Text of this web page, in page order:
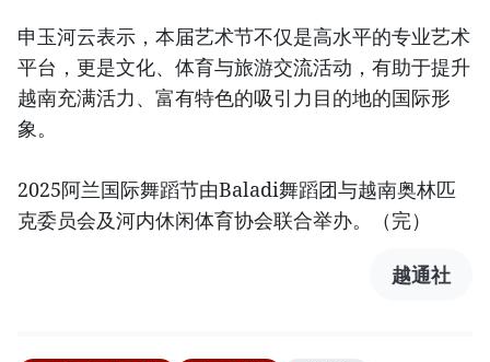
申玉河云表示，本届艺术节不仅是高水平的专业艺术
平台，更是文化、体育与旅游交流活动，有助于提升
越南充满活力、富有特色的吸引力目的地的国际形
象。
2025阿兰国际舞蹈节由Baladi舞蹈团与越南奥林匹
克委员会及河内休闲体育协会联合举办。（完）
越通社